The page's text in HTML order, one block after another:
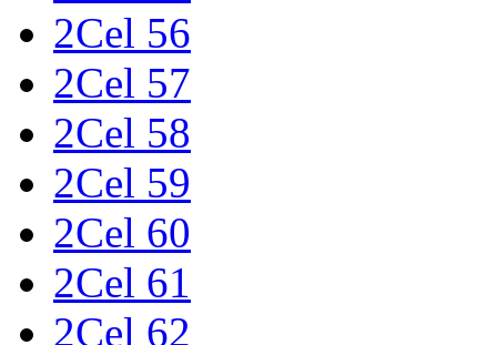
2Cel 56
2Cel 57
2Cel 58
2Cel 59
2Cel 60
2Cel 61
2Cel 62